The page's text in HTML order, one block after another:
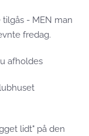
- MEN man
fredag.
afholdes
lidt" på den